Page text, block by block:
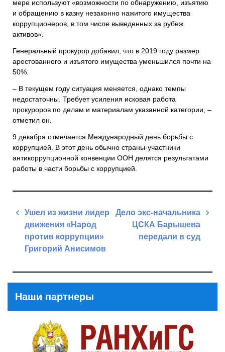
мере используют «возможности по обнаружению, изъятию
и обращению в казну незаконно нажитого имущества
коррупционеров, в том числе выведенных за рубеж
активов».
Генеральный прокурор добавил, что в 2019 году размер
арестованного и изъятого имущества уменьшился почти на
50%.
– В текущем году ситуация меняется, однако темпы
недостаточны. Требует усиления исковая работа
прокуроров по делам и материалам указанной категории, –
отметил он.
9 декабря отмечается Международный день борьбы с
коррупцией. В этот день обычно страны-участники
антикоррупционной конвенции ООН делятся результатами
работы в части борьбы с коррупцией.
Навигация
записям
Ушел из жизни лидер
движения «Народ
против коррупции»
Григорий Анисимов
Дело экс-начальника
ЦСКА Барышева
передали в суд
Наши партнеры